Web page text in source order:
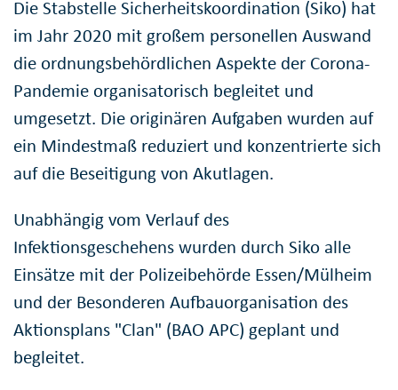
Die Stabstelle Sicherheitskoordination (Siko) hat
im Jahr 2020 mit großem personellen Auswand
die ordnungsbehördlichen Aspekte der Corona-
Pandemie organisatorisch begleitet und
umgesetzt. Die originären Aufgaben wurden auf
ein Mindestmaß reduziert und konzentrierte sich
auf die Beseitigung von Akutlagen.
Unabhängig vom Verlauf des
Infektionsgeschehens wurden durch Siko alle
Einsätze mit der Polizeibehörde Essen/Mülheim
und der Besonderen Aufbauorganisation des
Aktionsplans "Clan" (BAO APC) geplant und
begleitet.